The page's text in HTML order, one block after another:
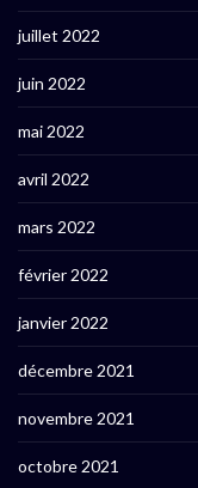
juillet 2022
juin 2022
mai 2022
avril 2022
mars 2022
février 2022
janvier 2022
décembre 2021
novembre 2021
octobre 2021